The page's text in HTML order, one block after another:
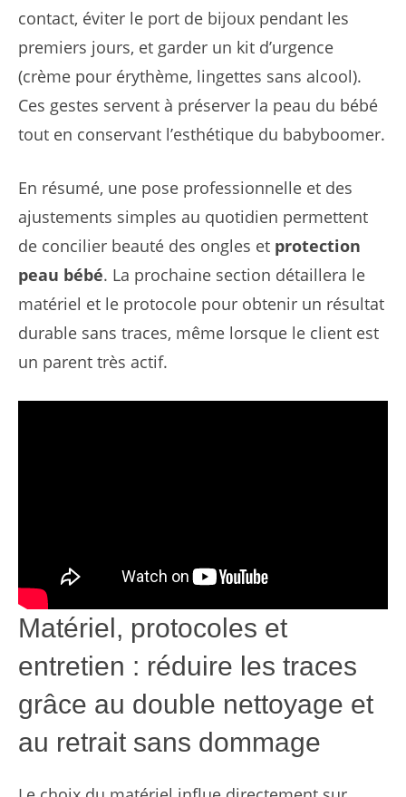
contact, éviter le port de bijoux pendant les
premiers jours, et garder un kit d’urgence
(crème pour érythème, lingettes sans alcool).
Ces gestes servent à préserver la peau du bébé
tout en conservant l’esthétique du babyboomer.
En résumé, une pose professionnelle et des
ajustements simples au quotidien permettent
de concilier beauté des ongles et protection
peau bébé. La prochaine section détaillera le
matériel et le protocole pour obtenir un résultat
durable sans traces, même lorsque le client est
un parent très actif.
Matériel, protocoles et
entretien : réduire les traces
grâce au double nettoyage et
au retrait sans dommage